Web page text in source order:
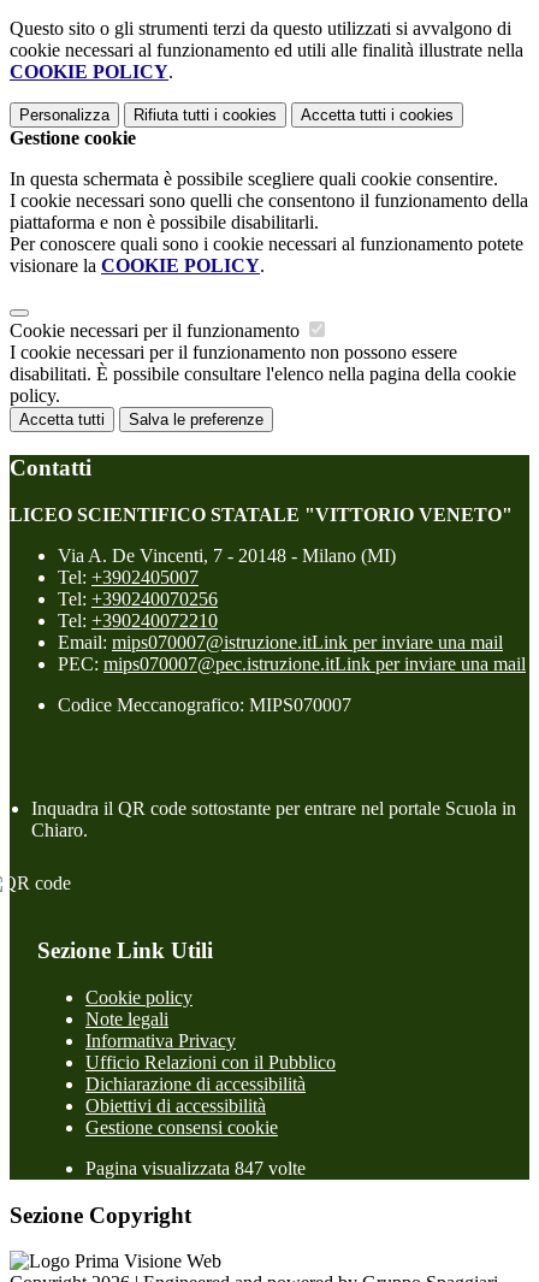
Questo sito o gli strumenti terzi da questo utilizzati si avvalgono di
cookie necessari al funzionamento ed utili alle finalità illustrate nella
COOKIE POLICY.
Personalizza Rifiuta tutti i cookies Accetta tutti i cookies
Gestione cookie
In questa schermata è possibile scegliere quali cookie consentire.
I cookie necessari sono quelli che consentono il funzionamento della
piattaforma e non è possibile disabilitarli.
Per conoscere quali sono i cookie necessari al funzionamento potete
visionare la COOKIE POLICY.
Cookie necessari per il funzionamento
I cookie necessari per il funzionamento non possono essere
disabilitati. È possibile consultare l'elenco nella pagina della cookie
policy.
Accetta tutti Salva le preferenze
Contatti
LICEO SCIENTIFICO STATALE "VITTORIO VENETO"
Via A. De Vincenti, 7 - 20148 - Milano (MI)
Tel: +3902405007
Tel: +390240070256
Tel: +390240072210
Email: mips070007@istruzione.itLink per inviare una mail
PEC: mips070007@pec.istruzione.itLink per inviare una mail
Codice Meccanografico: MIPS070007
Inquadra il QR code sottostante per entrare nel portale Scuola in
Chiaro.
Sezione Link Utili
Cookie policy
Note legali
Informativa Privacy
Ufficio Relazioni con il Pubblico
Dichiarazione di accessibilità
Obiettivi di accessibilità
Gestione consensi cookie
Pagina visualizzata 847 volte
Sezione Copyright